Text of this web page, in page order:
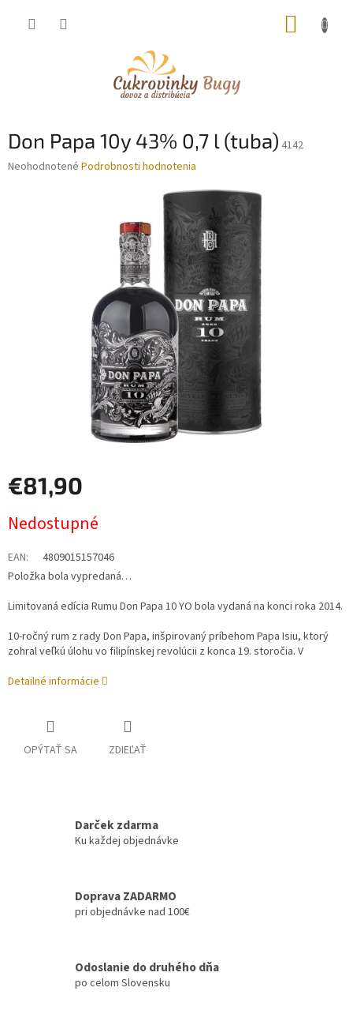
Don Papa 10y 43% 0,7 l (tuba) 4142
Priemerné
Neohodnotené Podrobnosti hodnotenia
€81,90
cena:
Nedostupné
EAN:
4809015157046
Položka bola vypredaná…
Limitovaná edícia Rumu Don Papa 10 YO bola vydaná na konci roka 2014.
10-ročný rum z rady Don Papa, inšpirovaný príbehom Papa Isiu, ktorý
zohral veľkú úlohu vo filipínskej revolúcii z konca 19. storočia. V
Detailné informácie
OPÝTAŤ SA ZDIEĽAŤ
Darček zdarma
Ku každej objednávke
Doprava ZADARMO
pri objednávke nad 100€
Odoslanie do druhého dňa
po celom Slovensku